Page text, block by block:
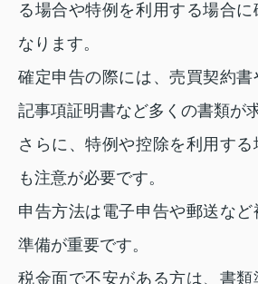
る場合や特例を利用する場合に
なります。
確定申告の際には、売買契約
記事項証明書など多くの書類が
さらに、特例や控除を利用す
も注意が必要です。
申告方法は電子申告や郵送な
準備が重要です。
税金面で不安がある方は、書